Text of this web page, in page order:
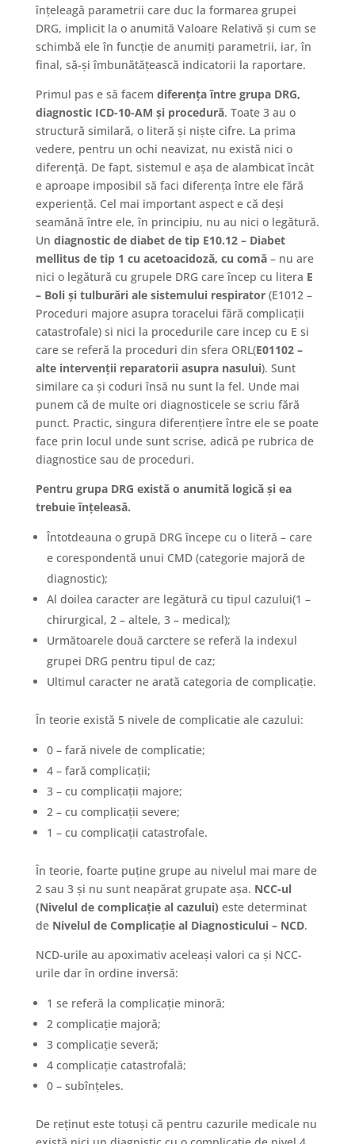
înțeleagă parametrii care duc la formarea grupei
DRG, implicit la o anumită Valoare Relativă și cum se
schimbă ele în funcție de anumiți parametrii, iar, în
final, să-și îmbunătățească indicatorii la raportare.
Primul pas e să facem diferența între grupa DRG,
diagnostic ICD-10-AM și procedură. Toate 3 au o
structură similară, o literă și niște cifre. La prima
vedere, pentru un ochi neavizat, nu există nici o
diferență. De fapt, sistemul e așa de alambicat încât
e aproape imposibil să faci diferența între ele fără
experiență. Cel mai important aspect e că deși
seamănă între ele, în principiu, nu au nici o legătură.
Un diagnostic de diabet de tip E10.12 – Diabet
mellitus de tip 1 cu acetoacidoză, cu comă– nu are
nici o legătură cu grupele DRG care încep cu litera E
– Boli și tulburări ale sistemului respirator(E1012 –
Proceduri majore asupra toracelui fără complicații
catastrofale) si nici la procedurile care incep cu E si
care se referă la proceduri din sfera ORL(E01102 –
alte intervenții reparatorii asupra nasului). Sunt
similare ca și coduri însă nu sunt la fel. Unde mai
punem că de multe ori diagnosticele se scriu fără
punct. Practic, singura diferențiere între ele se poate
face prin locul unde sunt scrise, adică pe rubrica de
diagnostice sau de proceduri.
Pentru grupa DRG există o anumită logică și ea
trebuie înțeleasă.
Întotdeauna o grupă DRG începe cu o literă – care
e corespondentă unui CMD (categorie majoră de
diagnostic);
Al doilea caracter are legătură cu tipul cazului(1 –
chirurgical, 2 – altele, 3 – medical);
Următoarele două carctere se referă la indexul
grupei DRG pentru tipul de caz;
Ultimul caracter ne arată categoria de complicație.
În teorie există 5 nivele de complicatie ale cazului:
0 – fară nivele de complicatie;
4 – fară complicații;
3 – cu complicații majore;
2 – cu complicații severe;
1 – cu complicații catastrofale.
În teorie, foarte puține grupe au nivelul mai mare de
2 sau 3 și nu sunt neapărat grupate așa. NCC-ul
(Nivelul de complicație al cazului) este determinat
de Nivelul de Complicație al Diagnosticului – NCD.
NCD-urile au apoximativ aceleași valori ca și NCC-
urile dar în ordine inversă:
1 se referă la complicație minoră;
2 complicație majoră;
3 complicație severă;
4 complicație catastrofală;
0 – subînțeles.
De reținut este totuși că pentru cazurile medicale nu